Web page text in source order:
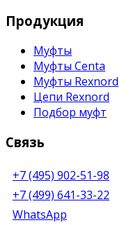
Продукция
Муфты
Муфты Centa
Муфты Rexnord
Цепи Rexnord
Подбор муфт
Связь
+7 (495) 902-51-98
+7 (499) 641-33-22
WhatsApp